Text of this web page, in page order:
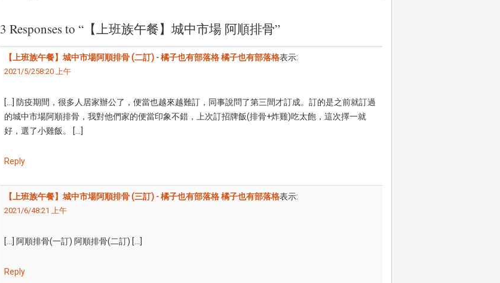
3 Responses to “【上班族午餐】城中市場 阿順排骨”
【上班族午餐】城中市場阿順排骨 (二訂) - 橘子也有部落格 橘子也有部落格表示:
2021/5/258:20 上午
[…] 防疫期間，很多人居家辦公了，便當也越來越難訂，同事說問了第三間才訂成。訂的是之前就訂過
的城中市場阿順排骨，我對他們家的便當印象不錯，上次訂招牌飯(排骨+炸雞)吃太飽，這次擇一就
好，選了小雞飯。 […]
Reply
【上班族午餐】城中市場阿順排骨 (三訂) - 橘子也有部落格 橘子也有部落格表示:
2021/6/48:21 上午
[…] 阿順排骨(一訂) 阿順排骨(二訂) […]
Reply